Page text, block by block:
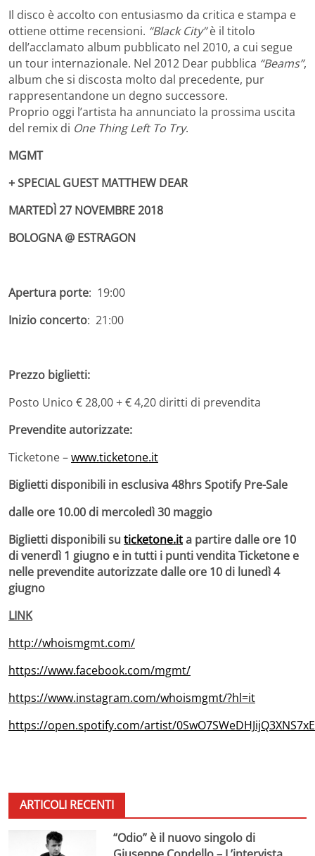
Il disco è accolto con entusiasmo da critica e stampa e
ottiene ottime recensioni. “Black City”è il titolo
dell’acclamato album pubblicato nel 2010, a cui segue
un tour internazionale. Nel 2012 Dear pubblica “Beams”,
album che si discosta molto dal precedente, pur
rappresentandone un degno successore.
Proprio oggi l’artista ha annunciato la prossima uscita
del remix di One Thing Left To Try.
MGMT
+ SPECIAL GUESTMATTHEW DEAR
MARTEDÌ 27 NOVEMBRE 2018
BOLOGNA @ ESTRAGON
Apertura porte: 19:00
Inizio concerto: 21:00
Prezzo biglietti:
Posto Unico € 28,00 + € 4,20 diritti di prevendita
Prevendite autorizzate:
Ticketone –www.ticketone.it
Biglietti disponibili in esclusiva48hrs Spotify Pre-Sale
dalle ore 10.00 di mercoledì 30 maggio
Biglietti disponibili su ticketone.ita partire dalle ore 10
di venerdì 1 giugno e in tutti i punti vendita Ticketone e
nelle prevendite autorizzate dalle ore 10 di lunedì 4
giugno
LINK
http://whoismgmt.com/
https://www.facebook.com/mgmt/
https://www.instagram.com/whoismgmt/?hl=it
https://open.spotify.com/artist/
ARTICOLI RECENTI
“Odio” è il nuovo singolo di